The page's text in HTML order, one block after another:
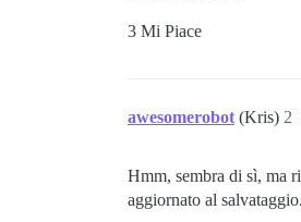
3 Mi Piace
awesomerobot (Kris) 2
Hmm, sembra di sì, ma
aggiornato al salvataggio.